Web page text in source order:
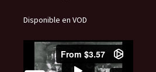
Disponible en VOD